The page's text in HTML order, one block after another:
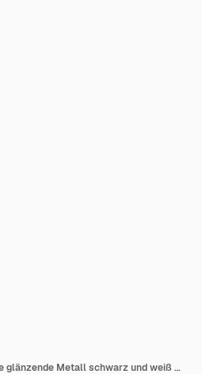
Kann realistische leere glänzende Metall schwarz und weiß Aluminium Bier